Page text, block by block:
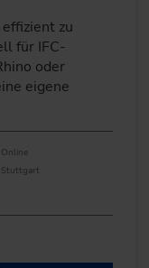
zu
für IFC-
oder
eigene
Online
Stuttgart